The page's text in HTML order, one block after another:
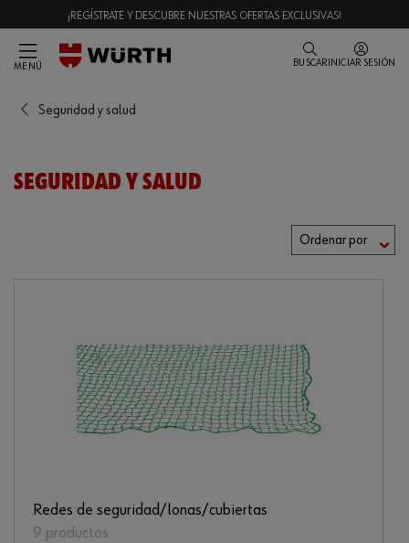
¡REGÍSTRATE Y DESCUBRE NUESTRAS OFERTAS EXCLUSIVAS!
MENÚ BUSCAR INICIAR SESIÓN
Seguridad y salud
SEGURIDAD Y SALUD
Redes de seguridad/lonas/cubiertas
9 productos